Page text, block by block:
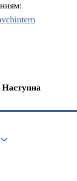
Наступна